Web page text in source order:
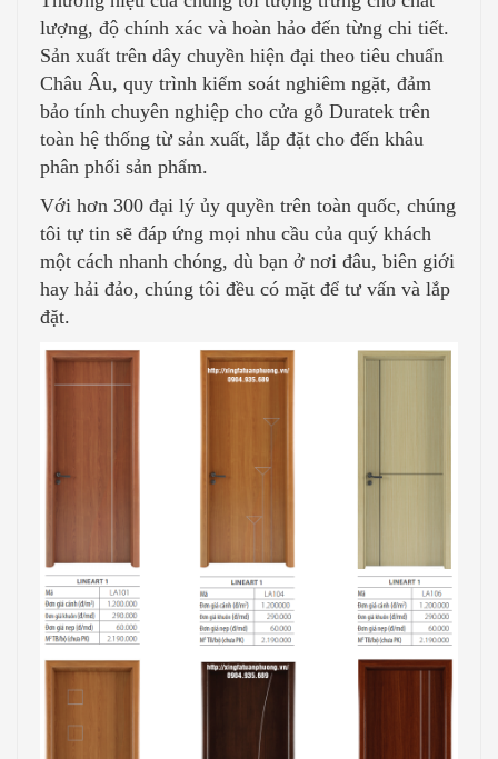
lượng, độ chính xác và hoàn hảo đến từng chi tiết.
Sản xuất trên dây chuyền hiện đại theo tiêu chuẩn
Châu Âu, quy trình kiểm soát nghiêm ngặt, đảm
bảo tính chuyên nghiệp cho cửa gỗ Duratek trên
toàn hệ thống từ sản xuất, lắp đặt cho đến khâu
phân phối sản phẩm.
Với hơn 300 đại lý ủy quyền trên toàn quốc, chúng
tôi tự tin sẽ đáp ứng mọi nhu cầu của quý khách
một cách nhanh chóng, dù bạn ở nơi đâu, biên giới
hay hải đảo, chúng tôi đều có mặt để tư vấn và lắp
đặt.